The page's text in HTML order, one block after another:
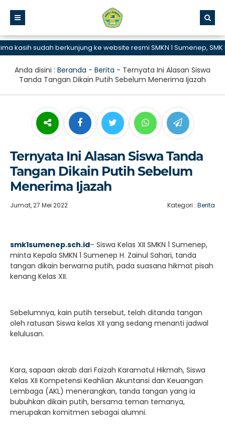
sudah berkunjung ke website resmi SMKN 1 Sumenep, SMK
Anda disini : Beranda - Berita - Ternyata Ini Alasan Siswa
Tanda Tangan Dikain Putih Sebelum Menerima Ijazah
Ternyata Ini Alasan Siswa Tanda
Tangan Dikain Putih Sebelum
Menerima Ijazah
Jumat, 27 Mei 2022 Kategori : Berita
smk1sumenep.sch.id– Siswa Kelas XII SMKN 1 Sumenep,
minta Kepala SMKN 1 Sumenep H. Zainul Sahari, tanda
tangan dikain berwarna putih, pada suasana hikmat pisah
kenang Kelas XII.
Sebelumnya, kain putih tersebut, telah ditanda tangan
oleh ratusan Siswa kelas XII yang sedang menanti jadwal
kelulusan.
Kara, sapaan akrab dari Faizah Karamatul Hikmah, Siswa
Kelas XII Kompetensi Keahlian Akuntansi dan Keuangan
Lembaga (AKL) menerangkan, tanda tangan yang ia
bubuhkan dikain putih, bersama teman temanya,
merupakan komitmen sebagai alumni.